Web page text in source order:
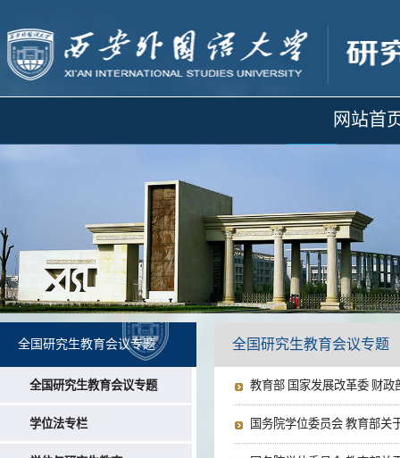
网站首
全国研究生教育会议专题
全国研究生教育会议专题
学位法专栏
全国研究生教育会议专题
教育部 国家发展改革委 财
国务院学位委员会 教育部